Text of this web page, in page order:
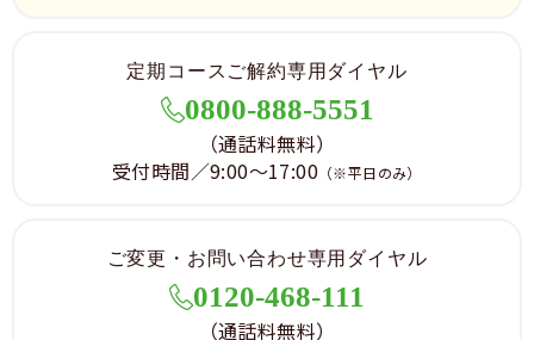
定期コースご解約専用ダイヤル
0800-888-5551
（通話料無料）
受付時間／9:00～17:00 （※平日のみ）
ご変更・お問い合わせ専用ダイヤル
0120-468-111
（通話料無料）